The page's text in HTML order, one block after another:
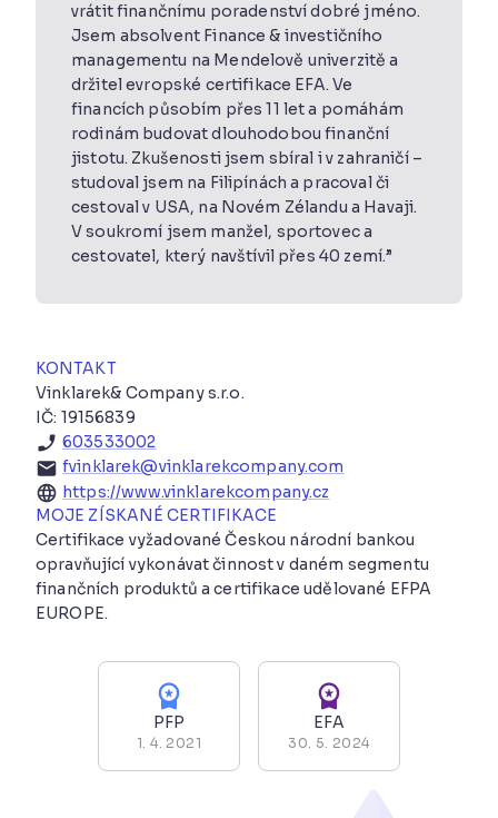
vrátit finančnímu poradenství dobré jméno.
Jsem absolvent Finance & investičního
managementu na Mendelově univerzitě a
držitel evropské certifikace EFA. Ve
financích působím přes 11 let a pomáhám
rodinám budovat dlouhodobou finanční
jistotu. Zkušenosti jsem sbíral i v zahraničí –
studoval jsem na Filipínách a pracoval či
cestoval v USA, na Novém Zélandu a Havaji.
V soukromí jsem manžel, sportovec a
cestovatel, který navštívil přes 40 zemí.”
KONTAKT
Vinklarek& Company s.r.o.
IČ: 19156839
603533002
fvinklarek@vinklarekcompany.com
https://www.vinklarekcompany.cz
MOJE ZÍSKANÉ CERTIFIKACE
Certifikace vyžadované Českou národní bankou
opravňující vykonávat činnost v daném segmentu
finančních produktů a certifikace udělované EFPA
EUROPE.
PFP
1. 4. 2021
EFA
30. 5. 2024